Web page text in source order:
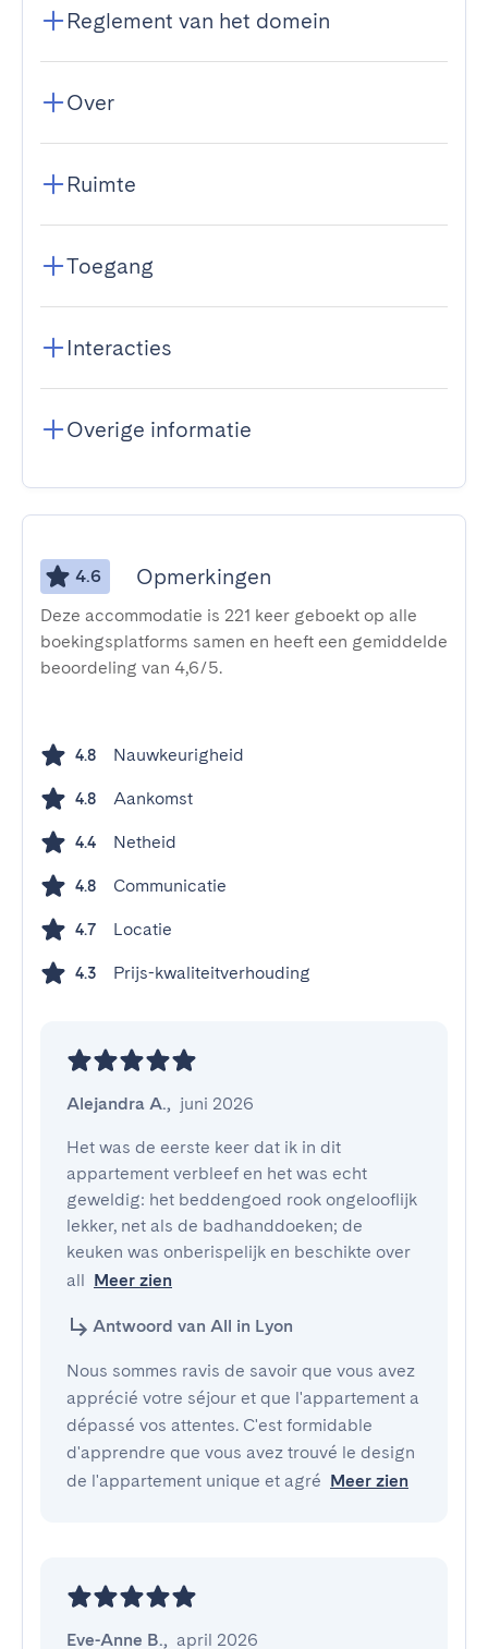
Reglement van het domein
Over
Ruimte
Toegang
Interacties
Overige informatie
4.6 Opmerkingen
Deze accommodatie is 221 keer geboekt op alle
boekingsplatforms samen en heeft een gemiddelde
beoordeling van 4,6/5.
4.8 Nauwkeurigheid
4.8 Aankomst
4.4 Netheid
4.8 Communicatie
4.7 Locatie
4.3 Prijs-kwaliteitverhouding
Alejandra A., juni 2026
Het was de eerste keer dat ik in dit
appartement verbleef en het was echt
geweldig: het beddengoed rook ongelooflijk
lekker, net als de badhanddoeken; de
keuken was onberispelijk en beschikte over
all Meer zien
Antwoord van All in Lyon
Nous sommes ravis de savoir que vous avez
apprécié votre séjour et que l'appartement a
dépassé vos attentes. C'est formidable
d'apprendre que vous avez trouvé le design
de l'appartement unique et agré Meer zien
Eve-Anne B., april 2026